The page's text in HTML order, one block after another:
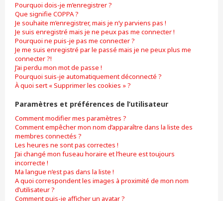
Pourquoi dois-je m’enregistrer ?
Que signifie COPPA ?
Je souhaite m’enregistrer, mais je n’y parviens pas !
Je suis enregistré mais je ne peux pas me connecter !
Pourquoi ne puis-je pas me connecter ?
Je me suis enregistré par le passé mais je ne peux plus me
connecter ?!
J’ai perdu mon mot de passe !
Pourquoi suis-je automatiquement déconnecté ?
À quoi sert « Supprimer les cookies » ?
Paramètres et préférences de l’utilisateur
Comment modifier mes paramètres ?
Comment empêcher mon nom d’apparaître dans la liste des
membres connectés ?
Les heures ne sont pas correctes !
J’ai changé mon fuseau horaire et l’heure est toujours
incorrecte !
Ma langue n’est pas dans la liste !
A quoi correspondent les images à proximité de mon nom
d’utilisateur ?
Comment puis-je afficher un avatar ?